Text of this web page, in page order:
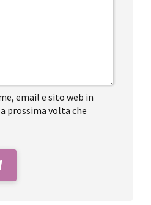
email e sito web in
prossima volta che